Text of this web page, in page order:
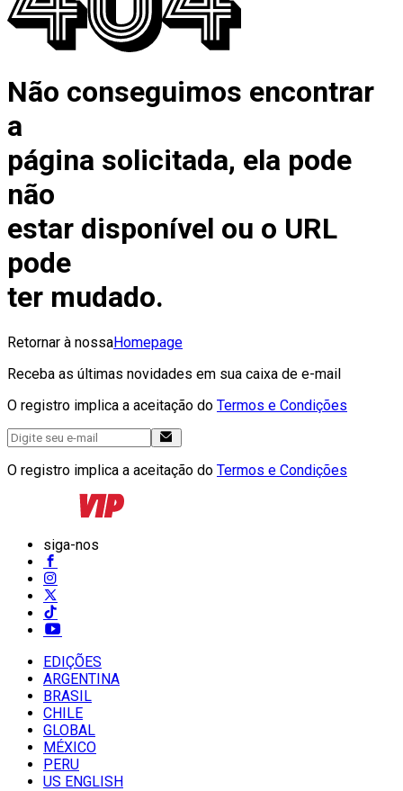
Não conseguimos encontrar
a
página solicitada, ela pode
não
estar disponível ou o URL
pode
ter mudado.
Retornar à nossaHomepage
Receba as últimas novidades em sua caixa de e-mail
O registro implica a aceitação do Termos e Condições
O registro implica a aceitação do Termos e Condições
siga-nos
EDIÇÕES
ARGENTINA
BRASIL
CHILE
GLOBAL
MÉXICO
PERU
US ENGLISH